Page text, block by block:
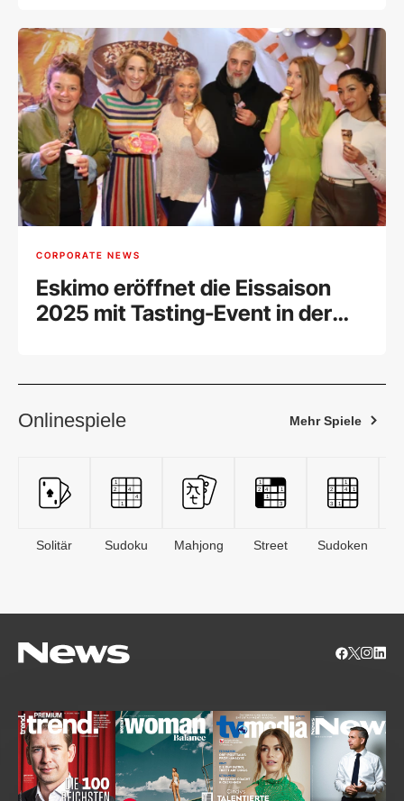
CORPORATE NEWS
Eskimo eröffnet die Eissaison
2025 mit Tasting-Event in der
Onlinespiele Mehr Spiele
Solitär Sudoku Mahjong Street Sudoken